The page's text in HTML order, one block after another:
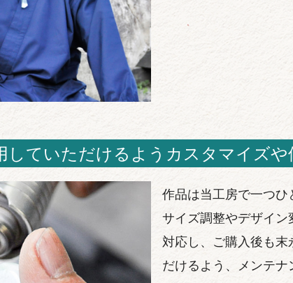
していただけるようカスタマイズや
作品は当工房で一つひ
サイズ調整やデザイ
対応し、ご購入後も
だけるよう、メンテ